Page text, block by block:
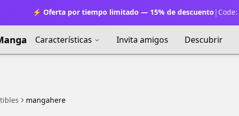
⚡ Oferta por tiempo limitado — 15% de descuento | Code:
Características Invita amigos Descubrir
mangahere